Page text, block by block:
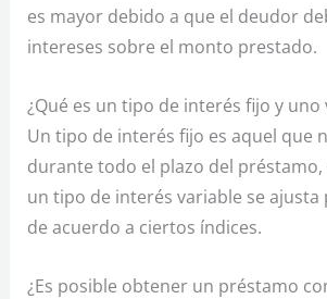
es mayor debido a que el deudor
intereses sobre el monto prestado.
¿Qué es un tipo de interés fijo y uno
Un tipo de interés fijo es aquel que
durante todo el plazo del
un tipo de interés variable se
de acuerdo a ciertos índices.
¿Es posible obtener un préstamo